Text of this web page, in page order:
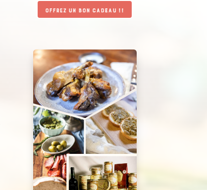
Offrez un bon cadeau !!